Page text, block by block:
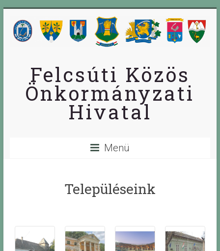
Felcsúti Közös
Önkormányzati
Hivatal
Menü
Településeink